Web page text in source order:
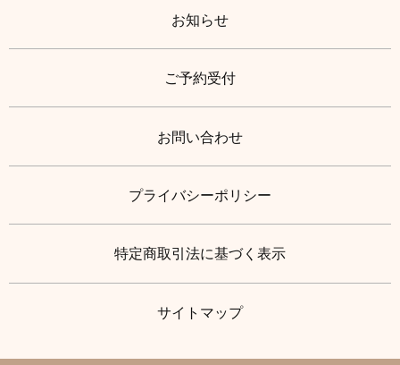
お知らせ
ご予約受付
お問い合わせ
プライバシーポリシー
特定商取引法に基づく表示
サイトマップ